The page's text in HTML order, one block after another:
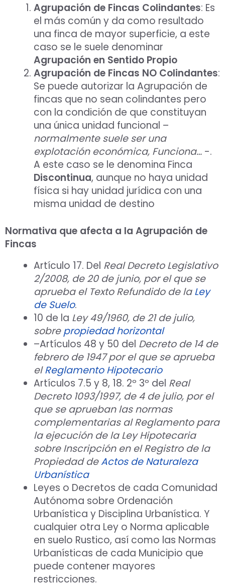
Agrupación de Fincas Colindantes: Es
el más común y da como resultado
una finca de mayor superficie, a este
caso se le suele denominar
Agrupación en Sentido Propio
Agrupación de Fincas NO Colindantes:
Se puede autorizar la Agrupación de
fincas que no sean colindantes pero
con la condición de que constituyan
una única unidad funcional –
normalmente suele ser una
explotación económica, Funciona… -.
A este caso se le denomina Finca
Discontinua, aunque no haya unidad
física si hay unidad jurídica con una
misma unidad de destino
Normativa que afecta a la Agrupación de
Fincas
Artículo 17. Del Real Decreto Legislativo
2/2008, de 20 de junio, por el que se
aprueba el Texto Refundido de laLey
de Suelo.
10 de la Ley 49/1960, de 21 de julio,
sobrepropiedad horizontal
–Artículos 48 y 50 del Decreto de 14 de
febrero de 1947 por el que se aprueba
elReglamento Hipotecario
Artículos 7.5 y 8, 18. 2º 3º del Real
Decreto 1093/1997, de 4 de julio, por el
que se aprueban las normas
complementarias al Reglamento para
la ejecución de la Ley Hipotecaria
sobre Inscripción en el Registro de la
Propiedad deActos de Naturaleza
Urbanística
Leyes o Decretos de cada Comunidad
Autónoma sobre Ordenación
Urbanística y Disciplina Urbanística. Y
cualquier otra Ley o Norma aplicable
en suelo Rustico, así como las Normas
Urbanísticas de cada Municipio que
puede contener mayores
restricciones.